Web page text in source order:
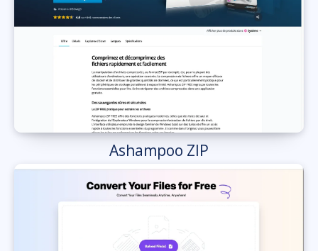
Ashampoo ZIP